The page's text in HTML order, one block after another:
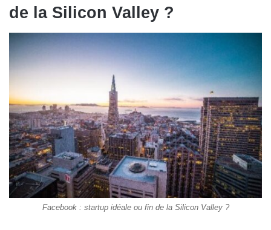
de la Silicon Valley ?
Facebook : startup idéale ou fin de la Silicon Valley ?